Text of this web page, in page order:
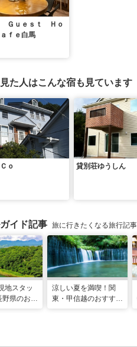
Ｇｕｅｓｔ Ｈｏ
ｆｅ白馬
た人はこんな宿も見ています
ｏ 貸別荘ゆうしん
イド記事 旅に行きたくなる旅行記
地スタッ
野県のおす
涼しい夏を満喫！関
東・甲信越のおすすめ